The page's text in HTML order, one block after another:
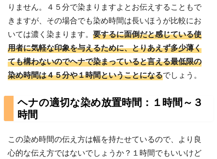
りません。４５分で染まりますよとお伝えすることもで
きますが、その場合でも染め時間は長いほうが比較にお
いては濃く染まります。要するに面倒だと感じている使
用者に気軽な印象を与えるために、とりあえず多少薄く
ても構わないのでヘナで染まっていると言える最低限の
染め時間は４５分や１時間ということになるでしょう。
ヘナの適切な染め放置時間：１時間～３
時間
この染め時間の伝え方は幅を持たせているので、より良
心的な伝え方ではないでしょうか？１時間でもいいけど